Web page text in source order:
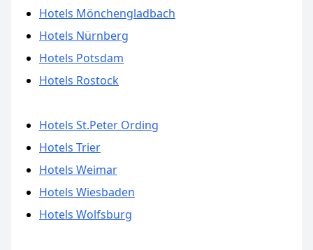
Hotels Mönchengladbach
Hotels Nürnberg
Hotels Potsdam
Hotels Rostock
Hotels St.Peter Ording
Hotels Trier
Hotels Weimar
Hotels Wiesbaden
Hotels Wolfsburg